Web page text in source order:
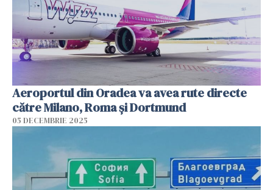
Aeroportul din Oradea va avea rute directe
către Milano, Roma şi Dortmund
05 DECEMBRIE 2025